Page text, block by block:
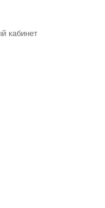
кабинет